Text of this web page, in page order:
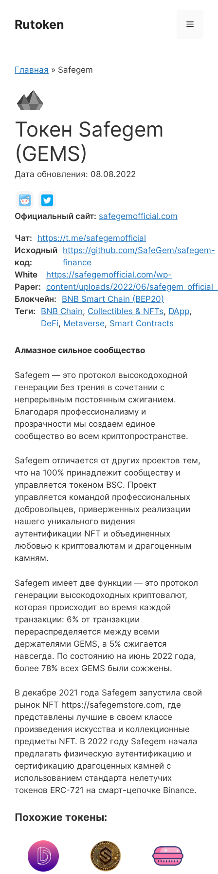
содержимому
Rutoken Меню
Главная » Safegem
Токен Safegem
(GEMS)
Дата обновления: 08.08.2022
Официальный сайт: safegemofficial.com
Чат:
https://t.me/safegemofficial
Исходный
код:
https://github.com/SafeGem/safegem-
finance
White
Paper:
https://safegemofficial.com/wp-
content/uploads/2022/06/
Блокчейн:
BNB Smart Chain (BEP20)
Теги:
BNB Chain, Collectibles & NFTs, DApp,
DeFi, Metaverse, Smart Contracts
Алмазное сильное сообщество
Safegem — это протокол высокодоходной
генерации без трения в сочетании с
непрерывным постоянным сжиганием.
Благодаря профессионализму и
прозрачности мы создаем единое
сообщество во всем криптопространстве.
Safegem отличается от других проектов тем,
что на 100% принадлежит сообществу и
управляется токеном BSC. Проект
управляется командой профессиональных
добровольцев, приверженных реализации
нашего уникального видения
аутентификации NFT и объединенных
любовью к криптовалютам и драгоценным
камням.
Safegem имеет две функции — это протокол
генерации высокодоходных криптовалют,
которая происходит во время каждой
транзакции: 6% от транзакции
перераспределяется между всеми
держателями GEMS, а 5% сжигается
навсегда. По состоянию на июнь 2022 года,
более 78% всех GEMS были сожжены.
В декабре 2021 года Safegem запустила свой
рынок NFT https://safegemstore.com, где
представлены лучшие в своем классе
произведения искусства и коллекционные
предметы NFT. В 2022 году Safegem начала
предлагать физическую аутентификацию и
сертификацию драгоценных камней с
использованием стандарта нелетучих
токенов ERC-721 на смарт-цепочке Binance.
Похожие токены: